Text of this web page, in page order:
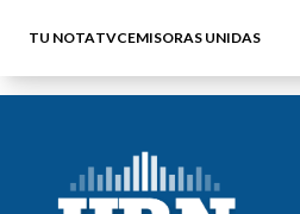
TU NOTATVCEMISORAS UNIDAS